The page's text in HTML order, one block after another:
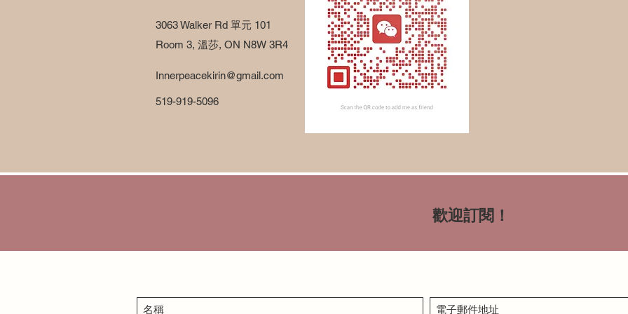
Innerpeacekirin@gmail.com
519-919-5096
3063 Walker Rd 單元 101
Room 3, 溫莎, ON N8W 3R4
歡迎訂閱！